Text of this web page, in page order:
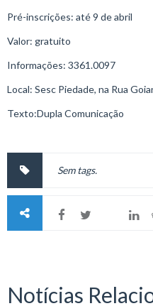
Pré-inscrições: até 9 de abril
Valor: gratuito
Informações: 3361.0097
Local: Sesc Piedade, na Rua
Texto:Dupla Comunicação
Sem tags.
Notícias